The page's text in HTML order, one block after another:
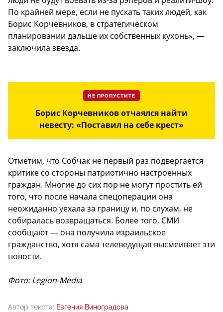
По крайней мере, если не пускать таких людей, как
Борис Корчевников, в стратегическом
планировании дальше их собственных кухонь», —
заключила звезда.
НЕ ПРОПУСТИТЕ
Борис Корчевников отчаялся найти
невесту: «Поставил на себе крест»
Отметим, что Собчак не первый раз подвергается
критике со стороны патриотично настроенных
граждан. Многие до сих пор не могут простить ей
того, что после начала спецоперации она
неожиданно уехала за границу и, по слухам, не
собиралась возвращаться. Более того, СМИ
сообщают — она получила израильское
гражданство, хотя сама телеведущая высмеивает эти
новости.
Фото: Legion-Media
Автор текста: Евгения Виноградова